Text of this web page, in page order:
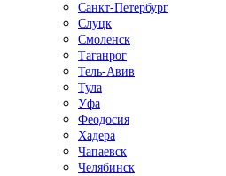
Санкт-Петербург
Слуцк
Смоленск
Таганрог
Тель-Авив
Тула
Уфа
Феодосия
Хадера
Чапаевск
Челябинск